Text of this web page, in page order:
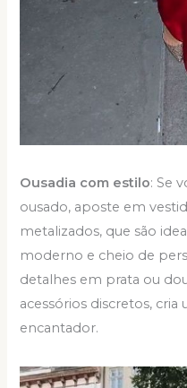
Ousadia com estilo: Se
ousado, aposte em
metalizados, que são
moderno e cheio de
detalhes em prata ou
acessórios discretos, cria
encantador.